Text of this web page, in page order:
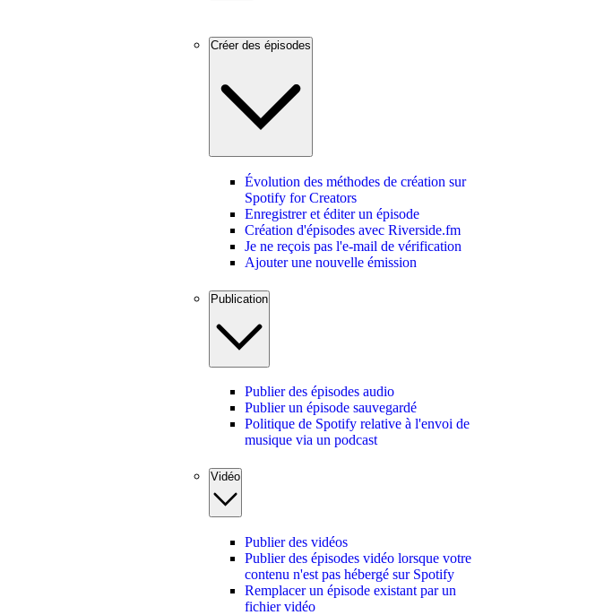
Créer des épisodes
Évolution des méthodes de création sur
Spotify for Creators
Enregistrer et éditer un épisode
Création d'épisodes avec Riverside.fm
Je ne reçois pas l'e-mail de vérification
Ajouter une nouvelle émission
Publication
Publier des épisodes audio
Publier un épisode sauvegardé
Politique de Spotify relative à l'envoi de
musique via un podcast
Vidéo
Publier des vidéos
Publier des épisodes vidéo lorsque votre
contenu n'est pas hébergé sur Spotify
Remplacer un épisode existant par un
fichier vidéo